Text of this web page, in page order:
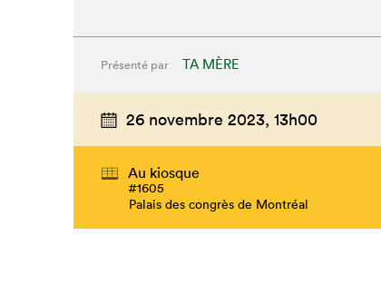
Présenté par TA MÈRE
26 novembre 2023, 13h00
Au kiosque
#1605
Palais des congrès de Montréal